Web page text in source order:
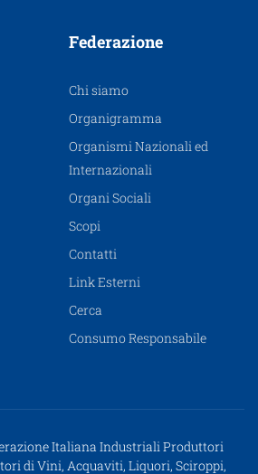
Federazione
Chi siamo
Organigramma
Organismi Nazionali ed
Internazionali
Organi Sociali
Scopi
Contatti
Link Esterni
Cerca
Consumo Responsabile
Italiana Industriali Produttori
di Vini, Acquaviti, Liquori, Sciroppi,